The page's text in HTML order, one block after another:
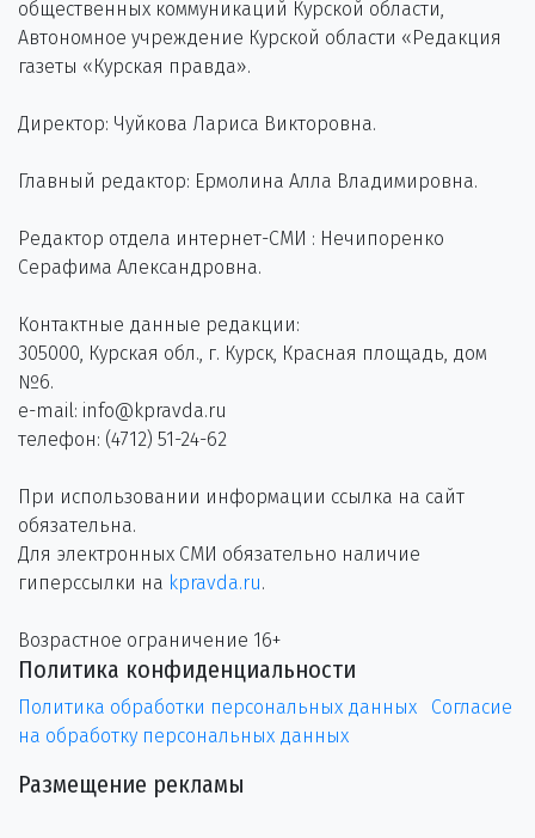
общественных коммуникаций Курской области,
Автономное учреждение Курской области «Редакция
газеты «Курская правда».
Директор: Чуйкова Лариса Викторовна.
Главный редактор: Ермолина Алла Владимировна.
Редактор отдела интернет-СМИ : Нечипоренко
Серафима Александровна.
Контактные данные редакции:
305000, Курская обл., г. Курск, Красная площадь, дом
№6.
e-mail: info@kpravda.ru
телефон: (4712) 51-24-62
При использовании информации ссылка на сайт
обязательна.
Для электронных СМИ обязательно наличие
гиперссылки на kpravda.ru.
Возрастное ограничение 16+
Политика конфиденциальности
Политика обработки персональных данных
Согласие
на обработку персональных данных
Размещение рекламы